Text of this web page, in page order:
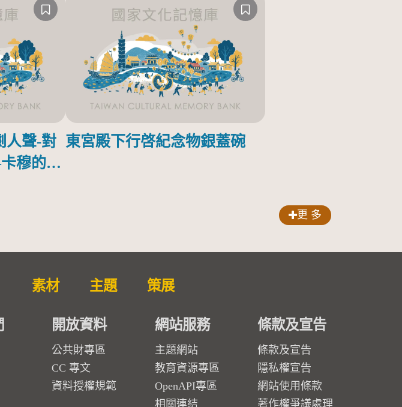
人聲-對
穆的馬
東宮殿下行啓紀念物銀蓋碗
更 多
素材 主題 策展
開放資料
公共財專區
CC 專文
資料授權規範
網站服務
主題網站
教育資源專區
OpenAPI專區
相關連結
條款及宣告
條款及宣告
隱私權宣告
網站使用條款
著作權爭議處理